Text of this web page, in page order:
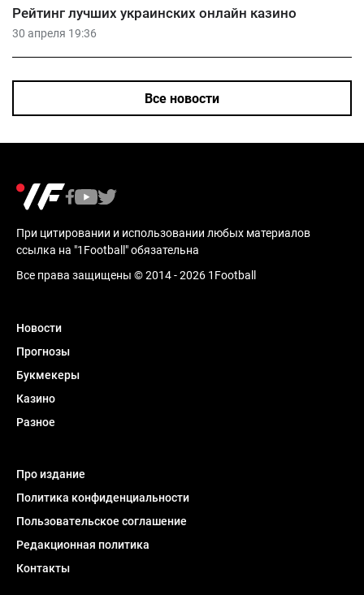
30 апреля 19:36
Рейтинг лучших украинских онлайн казино
Все новости
При цитировании и использовании любых материалов
ссылка на "1Football" обязательна
Все права защищены © 2014 - 2026 1Football
Новости
Прогнозы
Букмекеры
Казино
Разное
Про издание
Политика конфиденциальности
Пользовательское соглашение
Редакционная политика
Контакты